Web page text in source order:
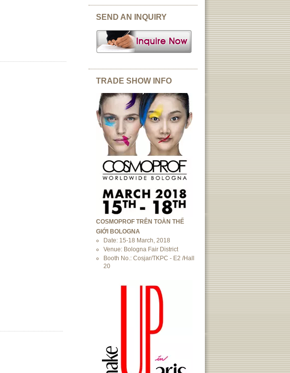
SEND AN INQUIRY
TRADE SHOW INFO
COSMOPROF TRÊN TOÀN THẾ
GIỚI BOLOGNA
Date: 15-18 March, 2018
Venue: Bologna Fair District
Booth No.: Cosjar/TKPC - E2 /Hall
20